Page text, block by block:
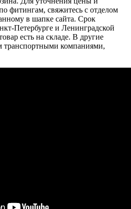
фитингам, свяжитесь с отделом
в шапке сайта. Срок
Петербурге и Ленинградской
есть на складе. В другие
транспортными компаниями,